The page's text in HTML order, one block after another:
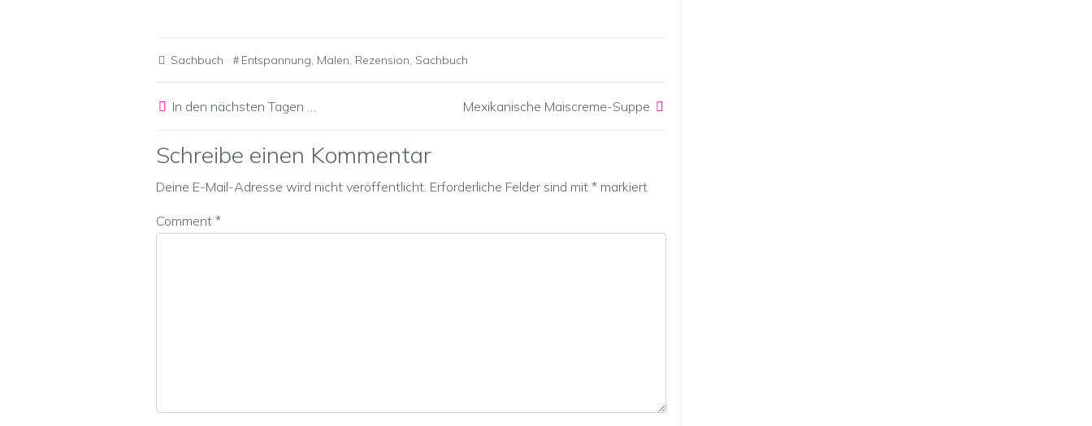
Sachbuch Entspannung, Malen, Rezension, Sachbuch
Post navigation
In den nächsten Tagen … Mexikanische Maiscreme-Suppe
Schreibe einen Kommentar
Deine E-Mail-Adresse wird nicht veröffentlicht. Erforderliche Felder sind mit * markiert
Comment *